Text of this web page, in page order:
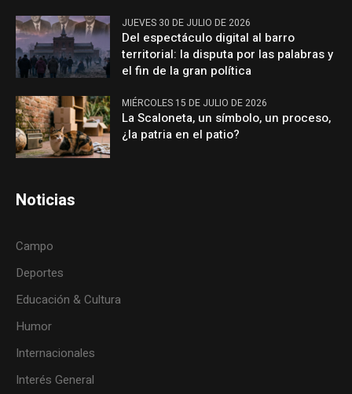
JUEVES 30 DE JULIO DE 2026
Del espectáculo digital al barro
territorial: la disputa por las palabras y
el fin de la gran política
MIÉRCOLES 15 DE JULIO DE 2026
La Scaloneta, un símbolo, un proceso,
¿la patria en el patio?
Noticias
Campo
Deportes
Educación & Cultura
Humor
Internacionales
Interés General